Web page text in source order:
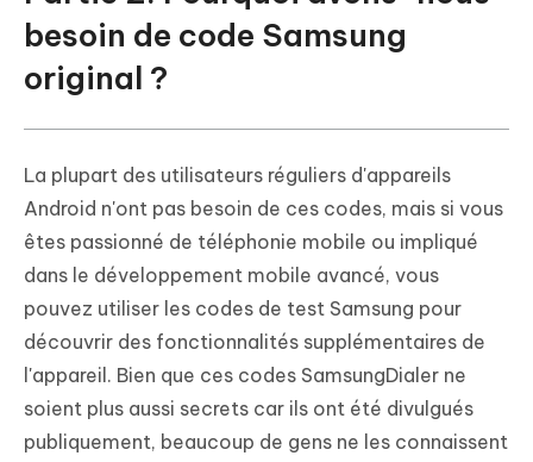
besoin de code Samsung
original ?
La plupart des utilisateurs réguliers d'appareils
Android n'ont pas besoin de ces codes, mais si vous
êtes passionné de téléphonie mobile ou impliqué
dans le développement mobile avancé, vous
pouvez utiliser les codes de test Samsung pour
découvrir des fonctionnalités supplémentaires de
l'appareil. Bien que ces codes SamsungDialer ne
soient plus aussi secrets car ils ont été divulgués
publiquement, beaucoup de gens ne les connaissent